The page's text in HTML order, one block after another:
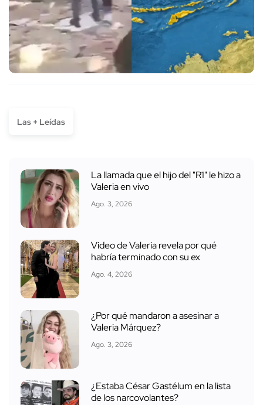
Las + Leídas
La llamada que el hijo del "R1" le hizo a
Valeria en vivo
Ago. 3, 2026
Video de Valeria revela por qué
habría terminado con su ex
Ago. 4, 2026
¿Por qué mandaron a asesinar a
Valeria Márquez?
Ago. 3, 2026
¿Estaba César Gastélum en la lista
de los narcovolantes?